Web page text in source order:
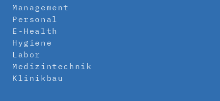
Management
Personal
E-Health
Hygiene
Labor
Medizintechnik
Klinikbau